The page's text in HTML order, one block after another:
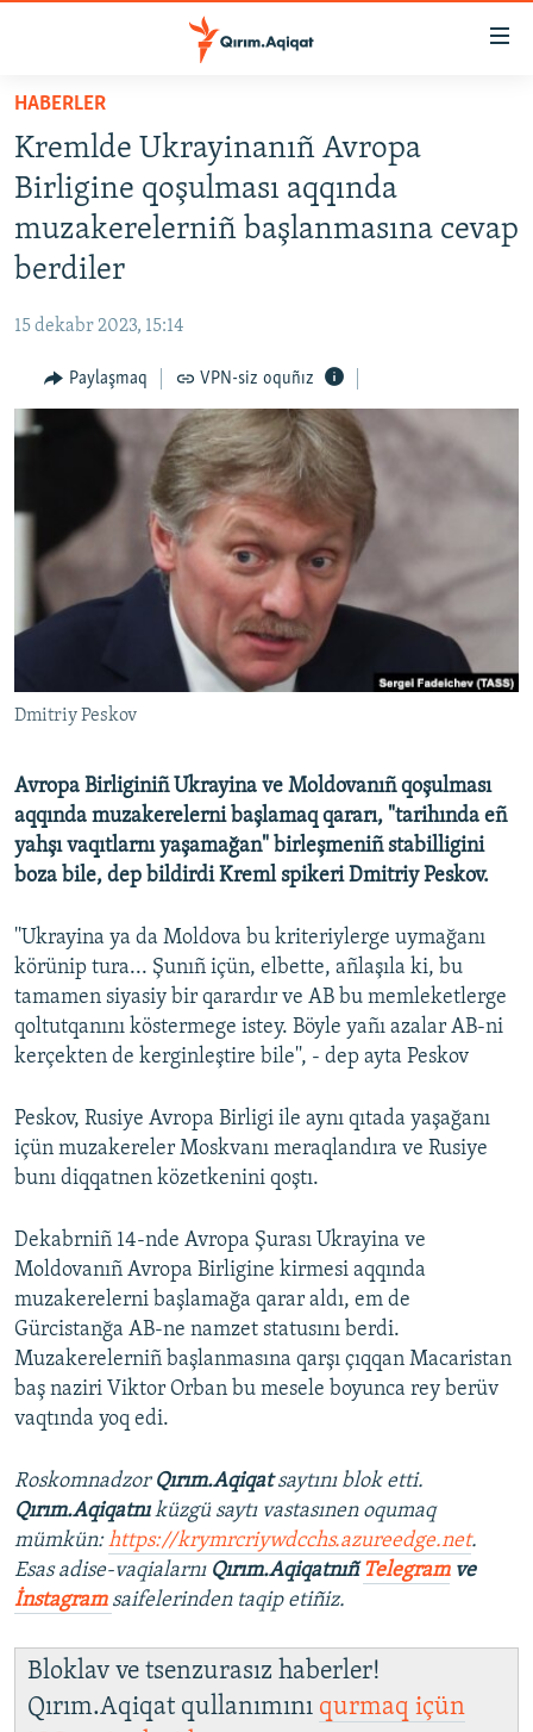
Esas
qaytmaq
Baş
navigatsiyağa
qaytmaq
Qıdıruvğa
HABERLER
SİYASET
İQTİSADİYAT
CEMİYET
İNSAN AQLARI
VİDEO
SÜRET
FİKİR
Українською
RFE/RS bütün saytları
HABERLER
Kremlde Ukrayinanıñ Avropa
Birligine qoşulması aqqında
muzakerelerniñ başlanmasına cevap
berdiler
15 dekabr 2023, 15:14
Paylaşmaq VPN-siz oquñız
Dmitriy Peskov
Avropa Birliginiñ Ukrayina ve Moldovanıñ qoşulması
aqqında muzakerelerni başlamaq qararı, "tarihında eñ
yahşı vaqıtlarnı yaşamağan" birleşmeniñ stabilligini
boza bile, dep bildirdi Kreml spikeri Dmitriy Peskov.
''Ukrayina ya da Moldova bu kriteriylerge uymağanı
körünip tura... Şunıñ içün, elbette, añlaşıla ki, bu
tamamen siyasiy bir qarardır ve AB bu memleketlerge
qoltutqanını köstermege istey. Böyle yañı azalar AB-ni
kerçekten de kerginleştire bile'', - dep ayta Peskov
Peskov, Rusiye Avropa Birligi ile aynı qıtada yaşağanı
içün muzakereler Moskvanı meraqlandıra ve Rusiye
bunı diqqatnen közetkenini qoştı.
Dekabrniñ 14-nde Avropa Şurası Ukrayina ve
Moldovanıñ Avropa Birligine kirmesi aqqında
muzakerelerni başlamağa qarar aldı, em de
Gürcistanğa AB-ne namzet statusını berdi.
Muzakerelerniñ başlanmasına qarşı çıqqan Macaristan
baş naziri Viktor Orban bu mesele boyunca rey berüv
vaqtında yoq edi.
Roskomnadzor Qırım.Aqiqatsaytını blok etti.
Qırım.Aqiqatnıküzgü saytı vastasınen oqumaq
mümkün:https://krymrcriywdcchs.azureedge.net.
Esas adise-vaqialarnı Qırım.Aqiqatnıñ Telegramve
İnstagram saifelerinden taqip etiñiz.
Bloklav ve tsenzurasız haberler!
Qırım.Aqiqat qullanımını qurmaq içün